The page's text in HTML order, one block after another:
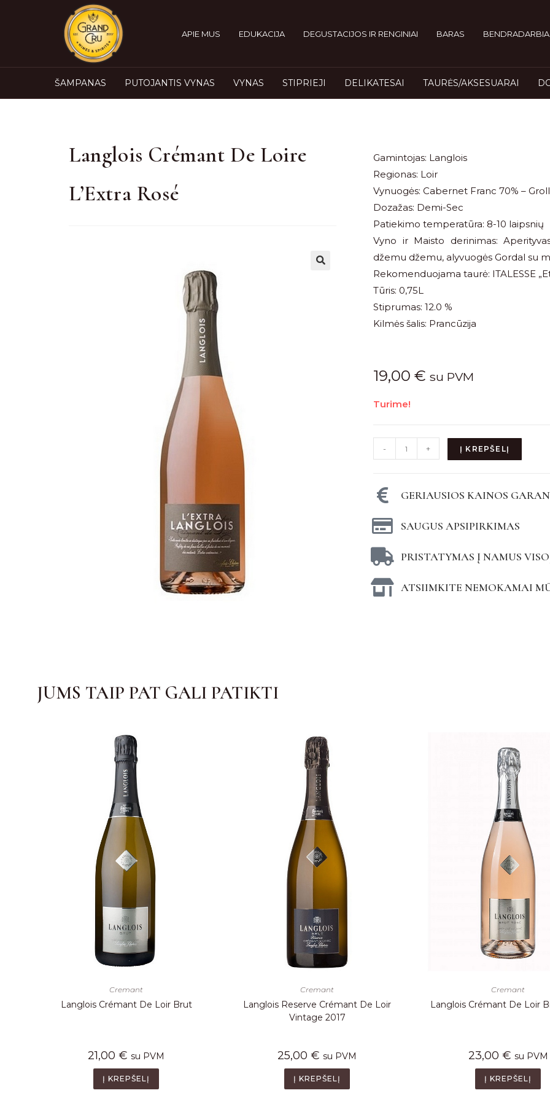
APIE MUS EDUKACIJA DEGUSTACIJOS IR RENGINIAI BARAS
ŠAMPANAS PUTOJANTIS VYNAS VYNAS STIPRIEJI DELIKATESAI TAURĖS/AKSESUARAI
Langlois Crémant De Loire
L’Extra Rosé
Gamintojas: Langlois
Regionas: Loir
Vynuogės: Cabernet Franc 70% –
Dozažas: Demi-Sec
Patiekimo temperatūra: 8-10 laipsnių
Vyno ir Maisto derinimas:
džemu džemu, alyvuogės Gordal su
Rekomenduojama taurė: ITALESSE
Tūris: 0,75L
Stiprumas: 12.0 %
Kilmės šalis: Prancūzija
19,00 € su PVM
Turime!
- + Į KREPŠELĮ
GERIAUSIOS KAINOS
SAUGUS APSIPIRKIMAS
PRISTATYMAS Į NAMUS
ATSIIMKITE NEMOKAMAI
JUMS TAIP PAT GALI PATIKTI
Cremant
Langlois Crémant De Loir Brut
21,00 € su PVM
Į KREPŠELĮ
Cremant
Langlois Reserve Crémant De Loir
Vintage 2017
25,00 € su PVM
Į KREPŠELĮ
Cremant
Langlois Crémant De Loir
23,00 € su PVM
Į KREPŠELĮ